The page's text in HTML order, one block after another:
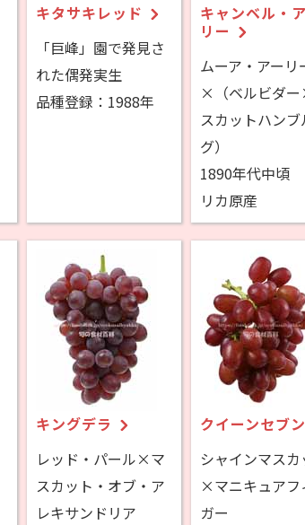
キタサキレッド
「巨峰」園で発見さ
れた偶発実生
品種登録： 1988年
キャンベル・
リー
ムーア・アーリ
×（ベルビダ
スカットハンブ
グ）
1890年代中頃
リカ原産
キングデラ
レッド・パール×マ
スカット・オブ・ア
レキサンドリア
クイーンセブン
シャインマスカ
×マニキュアフ
ガー